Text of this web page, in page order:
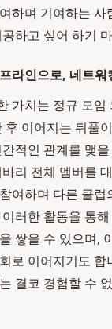
하며 기여하는 사
하고 싶어 하기
라인으로, 네트워
가치는 정규 모임
후 이어지는 뒤풀
적인 관계를 맺
리 전체 멤버를
여하며 다른 클
러한 활동을 통
쌓을 수 있으며,
로 이어지기도 합
결코 경험할 수